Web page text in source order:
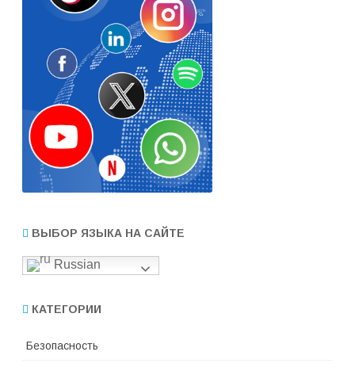
ВЫБОР ЯЗЫКА НА САЙТЕ
Russian
КАТЕГОРИИ
Безопасность